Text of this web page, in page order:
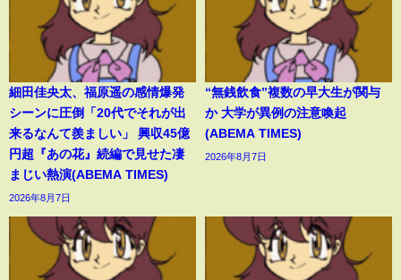
細田佳央太、福原遥の感情爆発
シーンに圧倒「20代でそれが出
来るなんて羨ましい」 興収45億
円超『あの花』続編で見せた凄
まじい熱演(ABEMA TIMES)
2026年8月7日
“無銭飲食”複数の早大生が関与
か 大学が異例の注意喚起
(ABEMA TIMES)
2026年8月7日